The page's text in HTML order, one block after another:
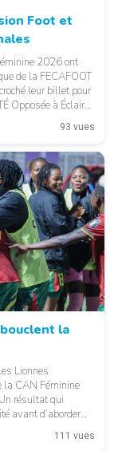
Foot et
2026 ont
de la FECAFOOT
leur billet pour
Opposée à Éclair
93 vues
la
Lionnes
la CAN Féminine
résultat qui
avant d’aborder
pris le111 vues